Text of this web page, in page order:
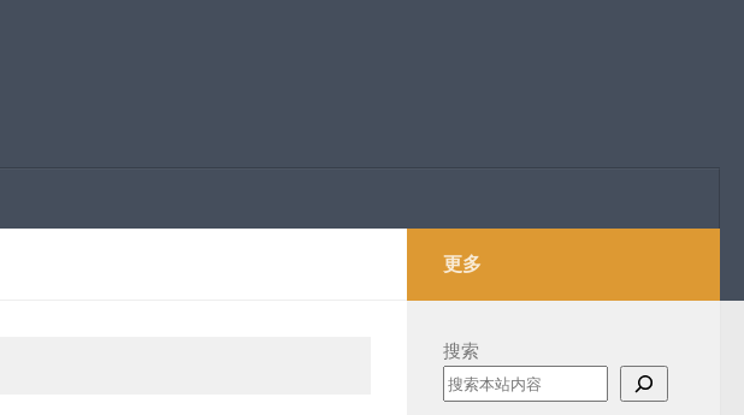
更多
搜索